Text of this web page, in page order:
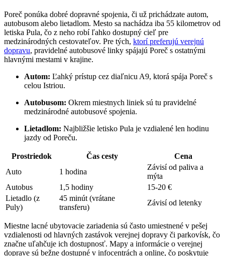
Poreč ponúka dobré dopravné spojenia, či už prichádzate autom,
autobusom alebo lietadlom. Mesto sa nachádza iba 55 kilometrov od
letiska Pula, čo z neho robí ľahko dostupný cieľ pre
medzinárodných cestovateľov. Pre tých, ktorí preferujú verejnú
dopravu, pravidelné autobusové linky spájajú Poreč s ostatnými
hlavnými mestami v krajine.
Autom: Ľahký prístup cez diaľnicu A9, ktorá spája Poreč s
celou Istriou.
Autobusom: Okrem miestnych liniek sú tu pravidelné
medzinárodné autobusové spojenia.
Lietadlom: Najbližšie letisko Pula je vzdialené len hodinu
jazdy od Poreču.
Prostriedok Čas cesty
Cena
Auto
1 hodina
Závisí od paliva a
mýta
Autobus
1,5 hodiny
15-20 €
Lietadlo (z
Puly)
45 minút (vrátane
transferu)
Závisí od letenky
Miestne lacné ubytovacie zariadenia sú často umiestnené v pešej
vzdialenosti od hlavných zastávok verejnej dopravy či parkovísk, čo
značne uľahčuje ich dostupnosť. Mapy a informácie o verejnej
doprave sú bežne dostupné v infocentrách a online, čo poskytuje